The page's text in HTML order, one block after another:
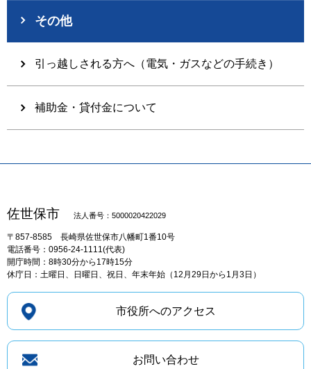
その他
引っ越しされる方へ（電気・ガスなどの手続き）
補助金・貸付金について
佐世保市 法人番号：5000020422029
〒857-8585 長崎県佐世保市八幡町1番10号
電話番号：0956-24-1111(代表)
開庁時間：8時30分から17時15分
休庁日：土曜日、日曜日、祝日、年末年始（12月29日から1月3日）
市役所へのアクセス
お問い合わせ